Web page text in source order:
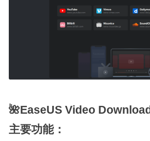
🌺EaseUS Video
主要功能：